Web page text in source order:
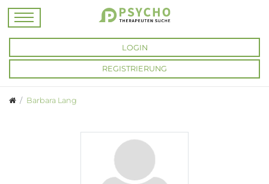
LOGIN
REGISTRIERUNG
Barbara Lang